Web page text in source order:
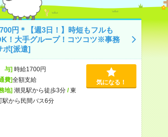
円＊【週3日！】時短もフルも
！大手グループ！コツコツ※事務
ポ[派遣]
与]時給1700円
費]全額支給
地]潮見駅から徒歩3分/東
駅から民間バス6分
気になる！